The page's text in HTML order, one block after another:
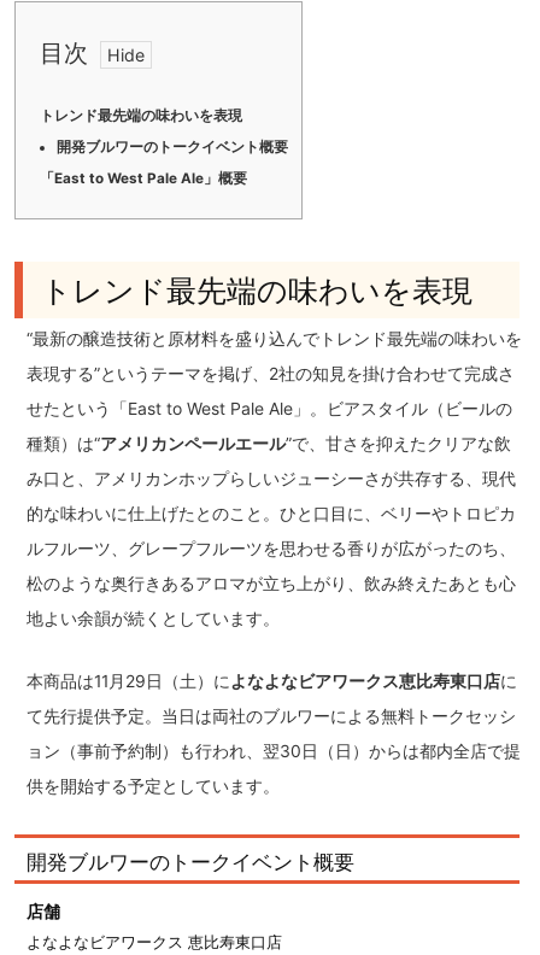
目次
トレンド最先端の味わいを表現
開発ブルワーのトークイベント概要
「East to West Pale Ale」概要
トレンド最先端の味わいを表現
“最新の醸造技術と原材料を盛り込んでトレンド最先端の味わいを
表現する”というテーマを掲げ、2社の知見を掛け合わせて完成さ
せたという「East to West Pale Ale」。ビアスタイル（ビールの
種類）は“アメリカンペールエール”で、甘さを抑えたクリアな飲
み口と、アメリカンホップらしいジューシーさが共存する、現代
的な味わいに仕上げたとのこと。ひと口目に、ベリーやトロピカ
ルフルーツ、グレープフルーツを思わせる香りが広がったのち、
松のような奥行きあるアロマが立ち上がり、飲み終えたあとも心
地よい余韻が続くとしています。
本商品は11月29日（土）に よなよなビアワークス恵比寿東口店に
て先行提供予定。当日は両社のブルワーによる無料トークセッシ
ョン（事前予約制）も行われ、翌30日（日）からは都内全店で提
供を開始する予定としています。
開発ブルワーのトークイベント概要
店舗
よなよなビアワークス 恵比寿東口店